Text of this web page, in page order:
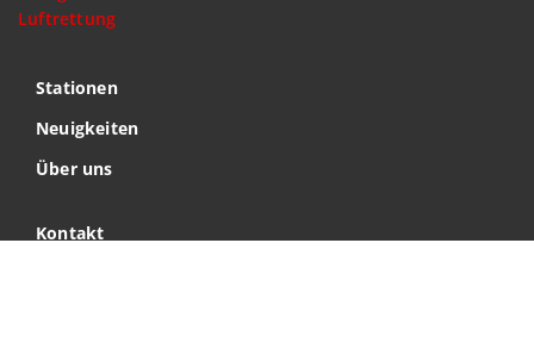
Stationen
Neuigkeiten
Über uns
Kontakt